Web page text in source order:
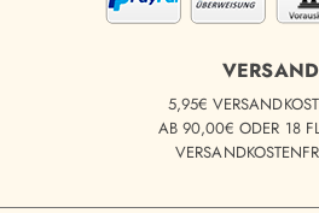
VERSAND
5,95€
AB 90,00€ ODER 18